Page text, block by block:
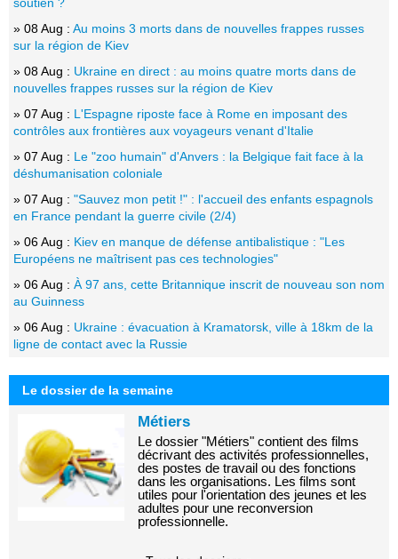
» 08 Aug : Au moins 3 morts dans de nouvelles frappes russes
sur la région de Kiev
» 08 Aug : Ukraine en direct : au moins quatre morts dans de
nouvelles frappes russes sur la région de Kiev
» 07 Aug : L'Espagne riposte face à Rome en imposant des
contrôles aux frontières aux voyageurs venant d'Italie
» 07 Aug : Le "zoo humain" d'Anvers : la Belgique fait face à la
déshumanisation coloniale
» 07 Aug : "Sauvez mon petit !" : l'accueil des enfants espagnols
en France pendant la guerre civile (2/4)
» 06 Aug : Kiev en manque de défense antibalistique : "Les
Européens ne maîtrisent pas ces technologies"
» 06 Aug : À 97 ans, cette Britannique inscrit de nouveau son nom
au Guinness
» 06 Aug : Ukraine : évacuation à Kramatorsk, ville à 18km de la
ligne de contact avec la Russie
Le dossier de la semaine
Métiers
Le dossier "Métiers" contient des films
décrivant des activités professionnelles,
des postes de travail ou des fonctions
dans les organisations. Les films sont
utiles pour l'orientation des jeunes et les
adultes pour une reconversion
professionnelle.